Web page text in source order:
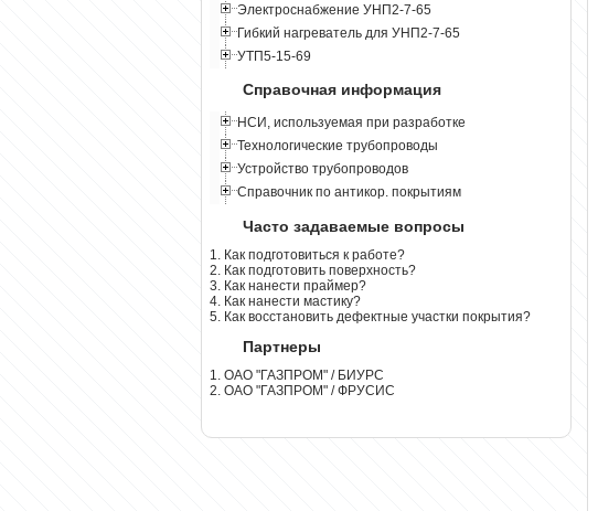
Электроснабжение УНП2-7-65
Гибкий нагреватель для УНП2-7-65
УТП5-15-69
Справочная информация
НСИ, используемая при разработке
Технологические трубопроводы
Устройство трубопроводов
Справочник по антикор. покрытиям
Часто задаваемые вопросы
1. Как подготовиться к работе?
2. Как подготовить поверхность?
3. Как нанести праймер?
4. Как нанести мастику?
5. Как восстановить дефектные участки покрытия?
Партнеры
1. ОАО "ГАЗПРОМ" / БИУРС
2. ОАО "ГАЗПРОМ" / ФРУСИС